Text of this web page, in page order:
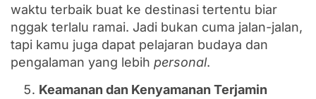
waktu terbaik buat ke destinasi tertentu biar
nggak terlalu ramai. Jadi bukan cuma jalan-jalan,
tapi kamu juga dapat pelajaran budaya dan
pengalaman yang lebih personal.
Keamanan dan Kenyamanan Terjamin